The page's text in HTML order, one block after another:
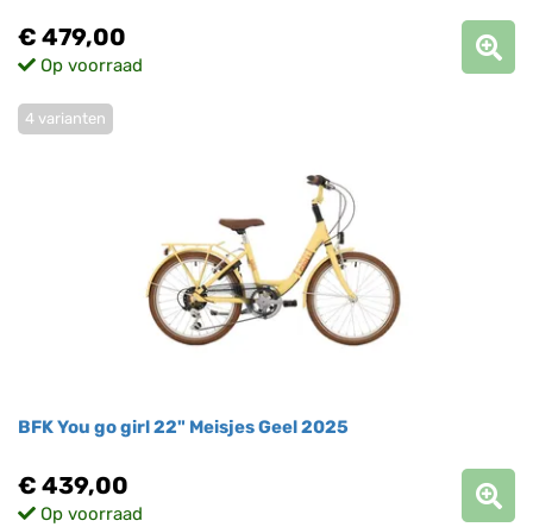
€ 479,00
Op voorraad
BFK You go girl 22" Meisjes Geel 2025
4 varianten
€ 439,00
Op voorraad